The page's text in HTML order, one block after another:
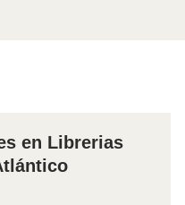
en Librerias